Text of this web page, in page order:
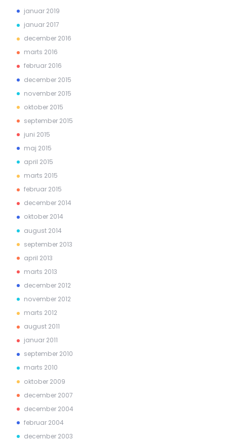
januar 2019
januar 2017
december 2016
marts 2016
februar 2016
december 2015
november 2015
oktober 2015
september 2015
juni 2015
maj 2015
april 2015
marts 2015
februar 2015
december 2014
oktober 2014
august 2014
september 2013
april 2013
marts 2013
december 2012
november 2012
marts 2012
august 2011
januar 2011
september 2010
marts 2010
oktober 2009
december 2007
december 2004
februar 2004
december 2003